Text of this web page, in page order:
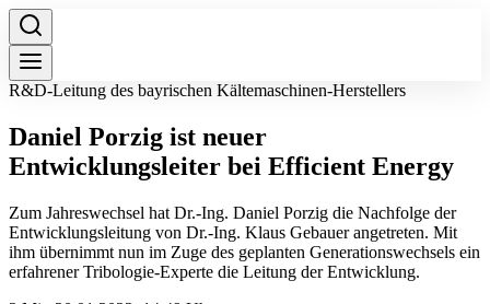
R&D-Leitung des bayrischen Kältemaschinen-Herstellers
Daniel Porzig ist neuer
Entwicklungsleiter bei Efficient Energy
Zum Jahreswechsel hat Dr.-Ing. Daniel Porzig die Nachfolge der
Entwicklungsleitung von Dr.-Ing. Klaus Gebauer angetreten. Mit
ihm übernimmt nun im Zuge des geplanten Generationswechsels ein
erfahrener Tribologie-Experte die Leitung der Entwicklung.